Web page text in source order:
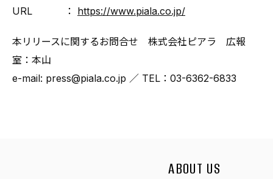
URL ： https://www.piala.co.jp/
本リリースに関するお問合せ 株式会社ピアラ 広報
室：本山
e-mail: press@piala.co.jp ／ TEL：03-6362-6833
ABOUT US